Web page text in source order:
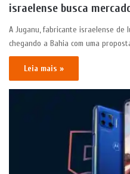
israelense busca
A Juganu, fabricante israelense de
chegando a Bahia com uma
Leia mais »